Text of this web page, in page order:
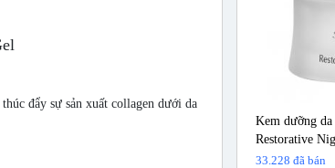
đẩy sự sản xuất collagen dưới da
Kem dưỡng da
Restorative
33.228 đã bán